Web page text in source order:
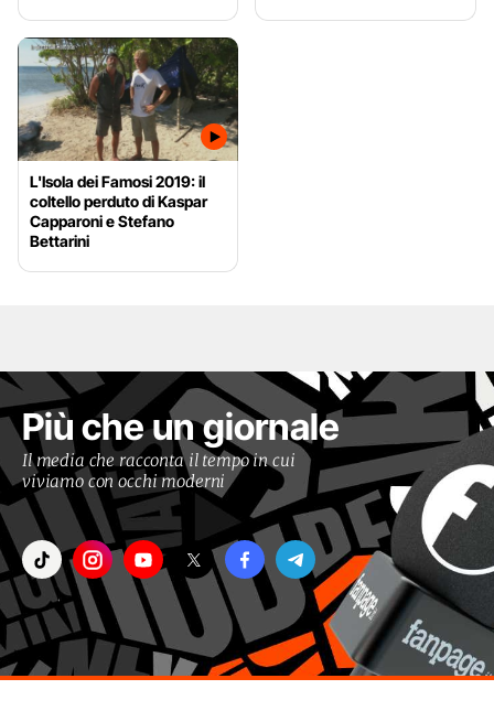
L'Isola dei Famosi 2019: il
coltello perduto di Kaspar
Capparoni e Stefano
Bettarini
Più che un giornale
Il media che racconta il tempo in cui
viviamo con occhi moderni